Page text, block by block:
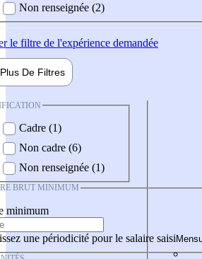
Non renseignée (2)
le filtre de l'expérience demandée
Plus De Filtres
Cadre (1)
Non cadre (6)
Non renseignée (1)
BRUT MINIMUM
minimum
une périodicité pour le salaire saisi